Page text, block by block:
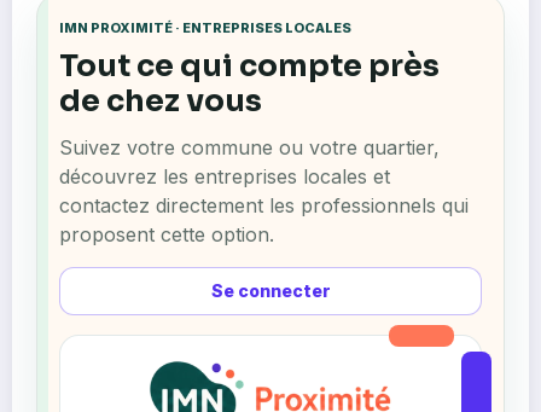
IMN PROXIMITÉ · ENTREPRISES LOCALES
Se connecter
Tout ce qui compte près
de chez vous
Suivez votre commune ou votre quartier,
découvrez les entreprises locales et
contactez directement les professionnels qui
proposent cette option.